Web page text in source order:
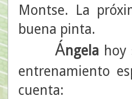
Montse. La
buena pinta.
Ángela
entrenamiento
cuenta: